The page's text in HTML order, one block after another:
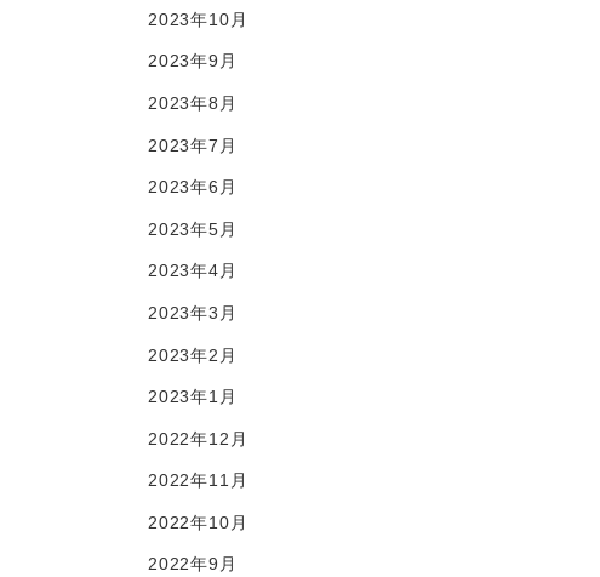
2023年10月
2023年9月
2023年8月
2023年7月
2023年6月
2023年5月
2023年4月
2023年3月
2023年2月
2023年1月
2022年12月
2022年11月
2022年10月
2022年9月